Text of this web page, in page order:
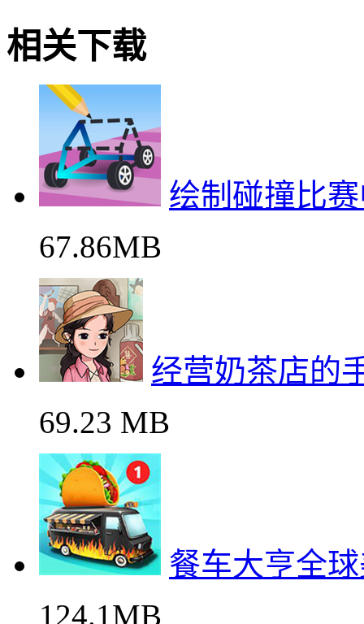
相关下载
绘制碰撞比
67.86MB
经营奶茶店的
69.23 MB
餐车大亨全
124.1MB